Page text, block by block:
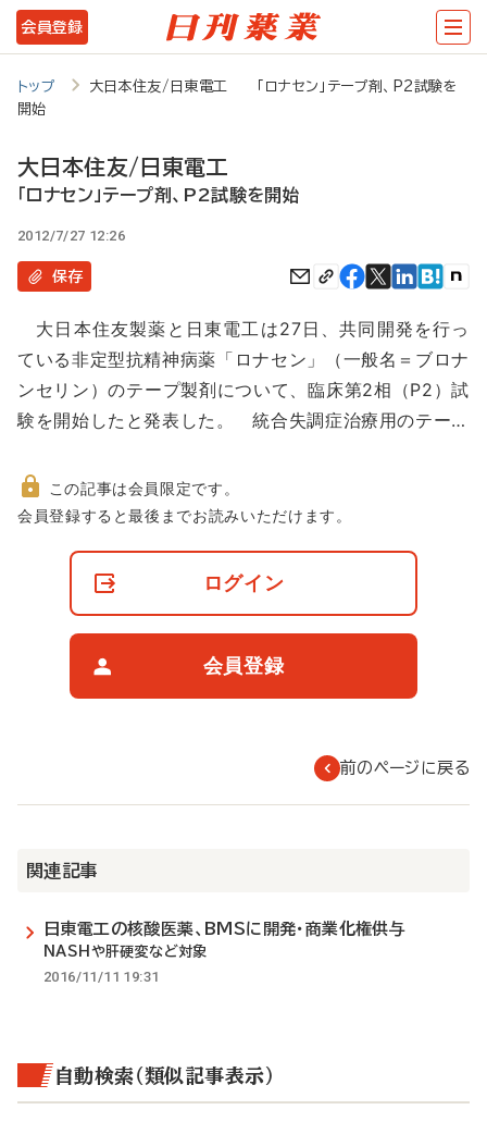
メ
イ
ツ
に
会員登録
トップ
大日本住友/日東電工 「ロナセン」テープ剤、P2試験を
開始
大日本住友/日東電工
「ロナセン」テープ剤、P2試験を開始
2012/7/27 12:26
保存
大日本住友製薬と日東電工は27日、共同開発を行っ
ている非定型抗精神病薬「ロナセン」（一般名＝ブロナ
ンセリン）のテープ製剤について、臨床第2相（P2）試
験を開始したと発表した。 統合失調症治療用のテー…
非
この記事は会員限定です。
会員登録すると最後までお読みいただけます。
ログイン
会員登録
前のページに戻る
関連記事
日東電工の核酸医薬、BMSに開発・商業化権供与
NASHや肝硬変など対象
2016/11/11 19:31
自動検索（類似記事表示）